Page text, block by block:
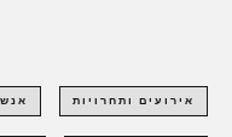
אירועים ותחרויות